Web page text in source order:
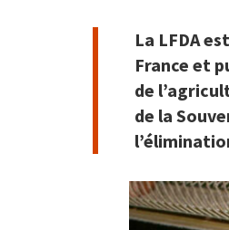
La LFDA
France et
de
de la